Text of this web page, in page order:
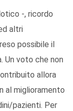
-, ricordo
altri
possibile il
Un voto che non
allora
al miglioramento
pazienti. Per